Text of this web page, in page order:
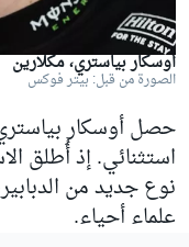
أوسكار بياستري، مكلارين
الصورة من قبل: بيتر فوكس
حصل أوسكار
نوع جديد من
علماء أحياء.